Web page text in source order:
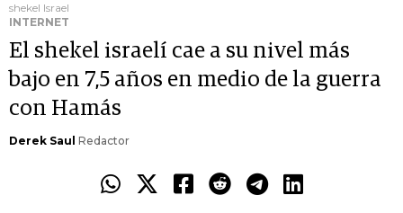
shekel Israel
INTERNET
El shekel israelí cae a su nivel más
bajo en 7,5 años en medio de la guerra
con Hamás
Derek Saul Redactor